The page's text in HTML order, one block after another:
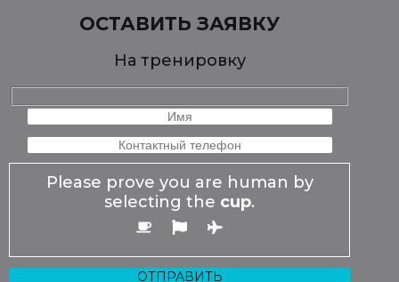
ОСТАВИТЬ ЗАЯВКУ
На тренировку
Please prove you are human by
selecting the cup.